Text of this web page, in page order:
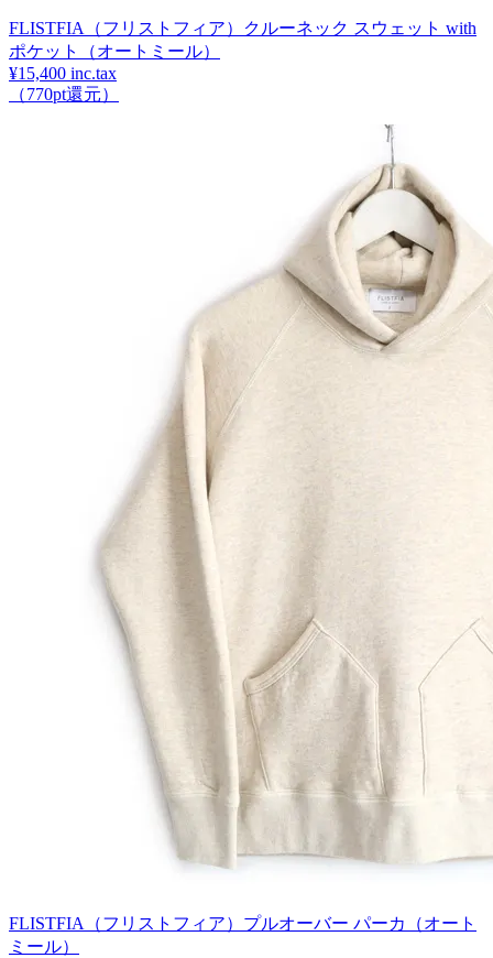
FLISTFIA（フリストフィア）クルーネック スウェット with
ポケット（オートミール）
¥15,400 inc.tax
（770pt還元）
FLISTFIA（フリストフィア）プルオーバー パーカ（オート
ミール）